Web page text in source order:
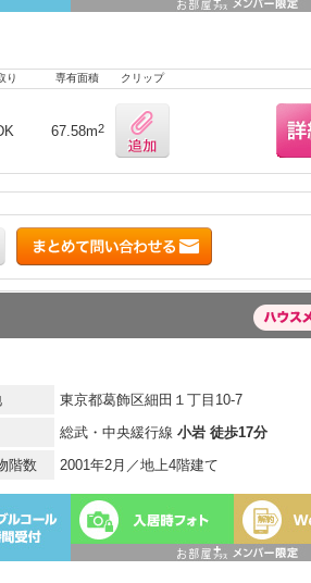
り 専有面積 クリップ
67.58m2
東京都葛飾区細田１丁目10-7
総武・中央緩行線 小岩 徒歩17分
階数
2001年2月／地上4階建て